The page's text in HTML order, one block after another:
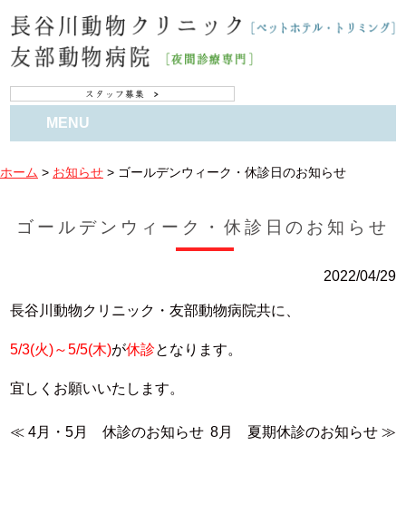
MENU
ホーム > お知らせ > ゴールデンウィーク・休診日のお知らせ
ゴールデンウィーク・休診日のお知らせ
2022/04/29
長谷川動物クリニック・友部動物病院共に、
5/3(火)～5/5(木)が休診となります。
宜しくお願いいたします。
≪4月・5月 休診のお知らせ 8月 夏期休診のお知らせ≫